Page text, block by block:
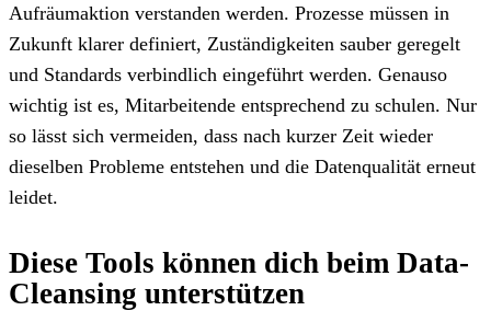
Aufräumaktion verstanden werden. Prozesse müssen in
Zukunft klarer definiert, Zuständigkeiten sauber geregelt
und Standards verbindlich eingeführt werden. Genauso
wichtig ist es, Mitarbeitende entsprechend zu schulen. Nur
so lässt sich vermeiden, dass nach kurzer Zeit wieder
dieselben Probleme entstehen und die Datenqualität erneut
leidet.
Diese Tools können dich beim Data-
Cleansing unterstützen